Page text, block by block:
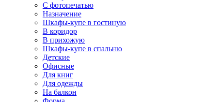
С фотопечатью
Назначение
Шкафы-купе в гостиную
В коридор
В прихожую
Шкафы-купе в спальню
Детские
Офисные
Для книг
Для одежды
На балкон